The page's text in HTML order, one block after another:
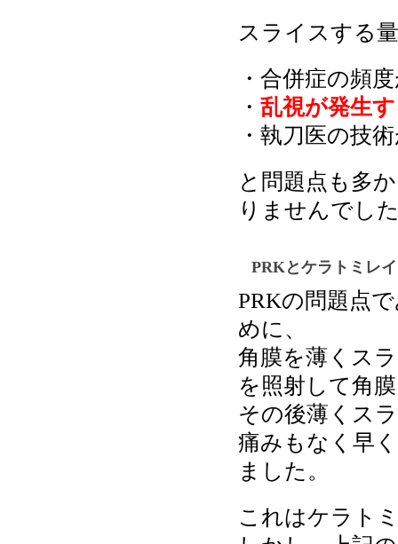
スライスする
・合併症の頻
・ 乱視が発生
・執刀医の技
と問題点も多
りませんでし
PRKとケラトミレ
PRKの問題点
めに、
角膜を薄くス
を照射して角
その後薄くス
痛みもなく早
ました。
これはケラト